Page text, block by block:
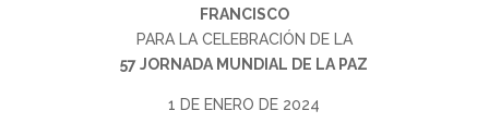
FRANCISCO
PARA LA CELEBRACIÓN DE LA
57 JORNADA MUNDIAL DE LA PAZ
1 DE ENERO DE 2024